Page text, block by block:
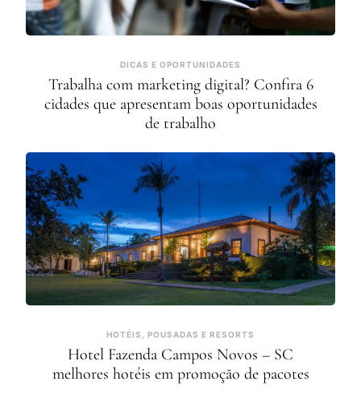
DICAS E OPORTUNIDADES
Trabalha com marketing digital? Confira 6
cidades que apresentam boas oportunidades
de trabalho
HOTÉIS, POUSADAS E RESORTS
Hotel Fazenda Campos Novos – SC
melhores hotéis em promoção de pacotes